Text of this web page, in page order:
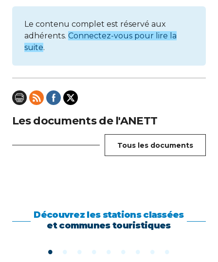
Le contenu complet est réservé aux
adhérents. Connectez-vous pour lire la
suite.
Les documents de l'ANETT
Tous les documents
Découvrez les stations classées
et communes touristiques